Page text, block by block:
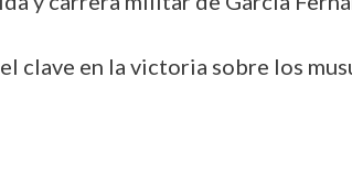
clave en la victoria sobre los